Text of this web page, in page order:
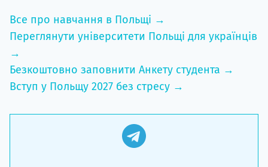
Все про навчання в Польщі →
Переглянути університети Польщі для українців
→
Безкоштовно заповнити Анкету студента →
Вступ у Польщу 2027 без стресу →